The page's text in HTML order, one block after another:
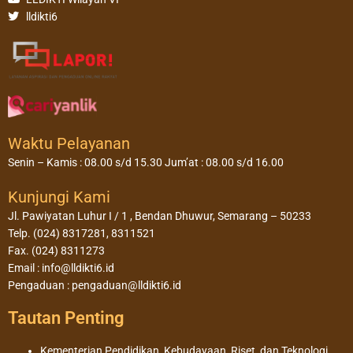
lldikti6
Waktu Pelayanan
Senin – Kamis : 08.00 s/d 15.30 Jum’at : 08.00 s/d 16.00
Kunjungi Kami
Jl. Pawiyatan Luhur I / 1 , Bendan Dhuwur, Semarang – 50233
Telp. (024) 8317281, 8311521
Fax. (024) 8311273
Email : info@lldikti6.id
Pengaduan : pengaduan@lldikti6.id
Tautan Penting